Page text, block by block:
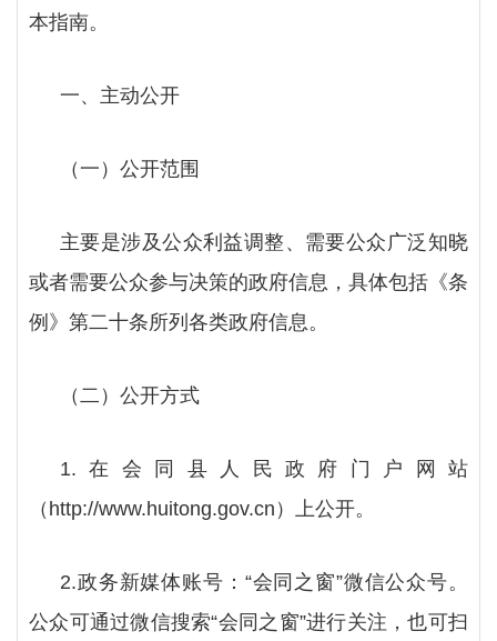
本指南。
一、主动公开
（一）公开范围
主要是涉及公众利益调整、需要公众广泛知晓
或者需要公众参与决策的政府信息，具体包括《条
例》第二十条所列各类政府信息。
（二）公开方式
1.在 会同县
人民政府门户网站
（ http://www.huitong.gov.cn）上公开。
2.政务新媒体账号：“会同之窗”微信公众号。
公众可通过微信搜索“会同之窗”进行关注，也可扫